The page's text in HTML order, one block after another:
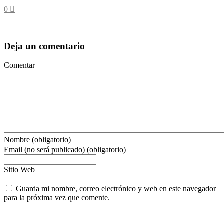
0
Deja un comentario
Comentar
Nombre (obligatorio)
Email (no será publicado) (obligatorio)
Sitio Web
Guarda mi nombre, correo electrónico y web en este navegador
para la próxima vez que comente.